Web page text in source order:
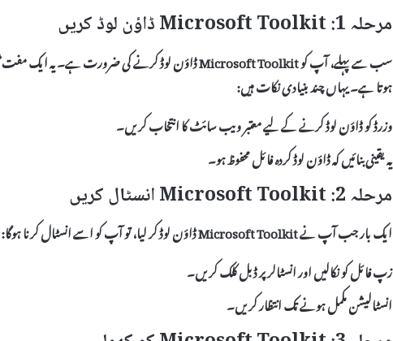
مرحلہ 1: Microsoft Toolkit ڈاؤن لوڈ کریں
ہوتا ہے۔ یہاں چند بنیادی نکات ہیں:
وزرڈ کو ڈاؤن لوڈ کرنے کے لیے معتبر ویب سائٹ کا انتخاب کریں۔
یہ یقینی بنائیں کہ ڈاؤن لوڈ کردہ فائل محفوظ ہو۔
مرحلہ 2: Microsoft Toolkit انسٹال کریں
ایک بار جب آپ نے Microsoft Toolkit ڈاؤن لوڈ کر لیا، تو آپ کو اسے انسٹال کرنا ہوگا:
زپ فائل کو نکالیں اور انسٹالر پر ڈبل کلک کریں۔
انسٹالیشن مکمل ہونے تک انتظار کریں۔